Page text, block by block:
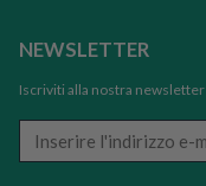
NEWSLETTER
Iscriviti alla nostra newsletter